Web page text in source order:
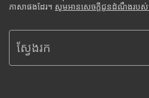
ភាសាផងដែរ។ សូមអានសេចក្តីជូនដំណឹងរបស់